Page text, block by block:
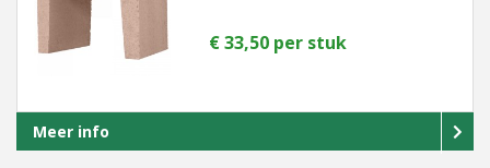
€ 33,50 per stuk
Meer info